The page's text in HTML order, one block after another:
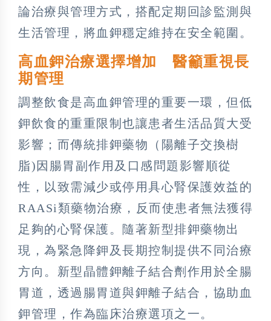
論治療與管理方式，搭配定期回診監測與
生活管理，將血鉀穩定維持在安全範圍。
高血鉀治療選擇增加 醫籲重視長
期管理
調整飲食是高血鉀管理的重要一環，但低
鉀飲食的重重限制也讓患者生活品質大受
影響；而傳統排鉀藥物（陽離子交換樹
脂)因腸胃副作用及口感問題影響順從
性，以致需減少或停用具心腎保護效益的
RAASi類藥物治療，反而使患者無法獲得
足夠的心腎保護。隨著新型排鉀藥物出
現，為緊急降鉀及長期控制提供不同治療
方向。新型晶體鉀離子結合劑作用於全腸
胃道，透過腸胃道與鉀離子結合，協助血
鉀管理，作為臨床治療選項之一。